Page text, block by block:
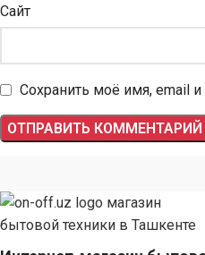
Сайт
Сохранить моё имя, email